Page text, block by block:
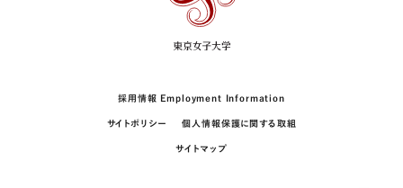
東
採用情報 Employment Information
サイトポリシー 個人情報保護に関する取組
サイトマップ